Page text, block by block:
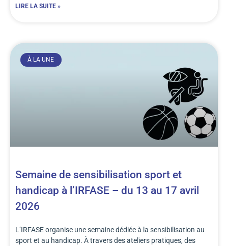
LIRE LA SUITE »
À LA UNE
Semaine de sensibilisation sport et
handicap à l’IRFASE – du 13 au 17 avril
2026
L’IRFASE organise une semaine dédiée à la sensibilisation au
sport et au handicap. À travers des ateliers pratiques, des